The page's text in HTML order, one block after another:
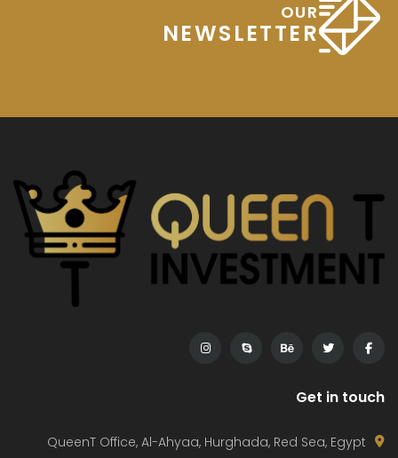
OUR
NEWSLETTER
Get in touch
QueenT Office, Al-Ahyaa, Hurghada, Red Sea, Egypt